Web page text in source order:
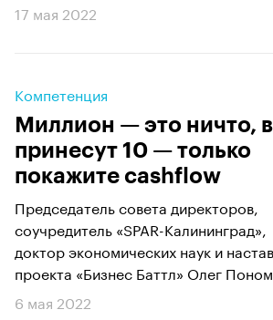
17 мая 2022
Компетенция
Миллион — это ничто,
принесут 10 — только
покажите cashflow
Председатель совета директоров,
соучредитель «SPAR-Калининград»,
доктор экономических наук и
проекта «Бизнес Баттл» Олег
6 мая 2022